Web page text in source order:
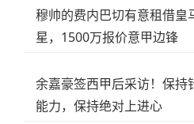
穆帅的费内巴切有意租借皇
星，1500万报价意甲边锋
余嘉豪签西甲后采访！保持
能力，保持绝对上进心